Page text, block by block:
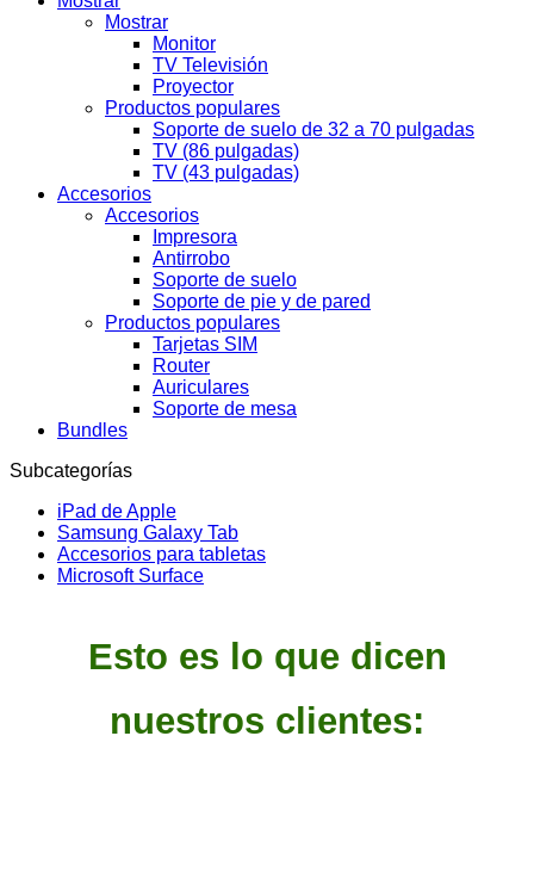
Mostrar
Monitor
TV Televisión
Proyector
Productos populares
Soporte de suelo de 32 a 70 pulgadas
TV (86 pulgadas)
TV (43 pulgadas)
Accesorios
Accesorios
Impresora
Antirrobo
Soporte de suelo
Soporte de pie y de pared
Productos populares
Tarjetas SIM
Router
Auriculares
Soporte de mesa
Bundles
Subcategorías
iPad de Apple
Samsung Galaxy Tab
Accesorios para tabletas
Microsoft Surface
Esto es lo que dicen
nuestros clientes: